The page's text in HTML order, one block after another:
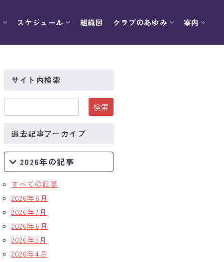
スケジュール 組織図 クラブのあゆみ 案内
サイト内検索
過去記事アーカイブ
2026年の記事
すべての記事
2026年8月
2026年7月
2026年6月
2026年5月
2026年4月